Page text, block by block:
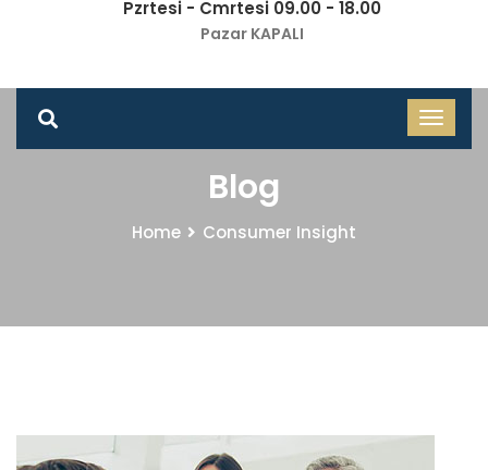
Pzrtesi - Cmrtesi 09.00 - 18.00
Pazar KAPALI
Blog
Home Consumer Insight